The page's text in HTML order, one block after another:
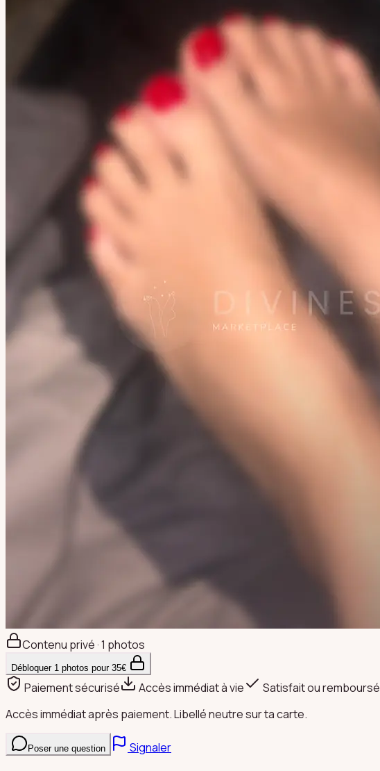
Contenu privé · 1 photos
Débloquer 1 photos pour 35€
Paiement sécurisé Accès immédiat à vie Satisfait ou remboursé
Accès immédiat après paiement. Libellé neutre sur ta carte.
Poser une question Signaler